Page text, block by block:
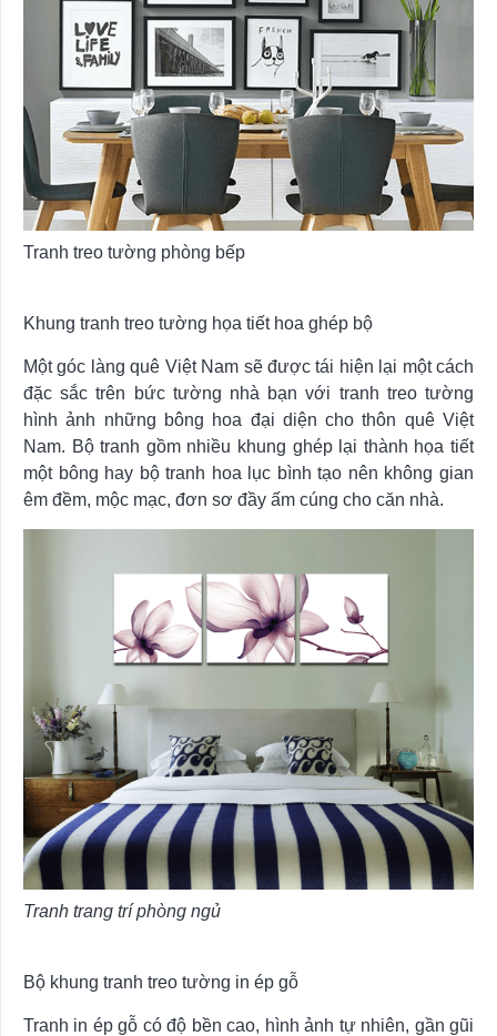
Tranh treo tường phòng bếp
Khung tranh treo tường họa tiết hoa ghép bộ
Một góc làng quê Việt Nam sẽ được tái hiện lại một cách
đặc sắc trên bức tường nhà bạn với tranh treo tường
hình ảnh những bông hoa đại diện cho thôn quê Việt
Nam. Bộ tranh gồm nhiều khung ghép lại thành họa tiết
một bông hay bộ tranh hoa lục bình tạo nên không gian
êm đềm, mộc mạc, đơn sơ đầy ấm cúng cho căn nhà.
Tranh trang trí phòng ngủ
Bộ khung tranh treo tường in ép gỗ
Tranh in ép gỗ có độ bền cao, hình ảnh tự nhiên, gần gũi